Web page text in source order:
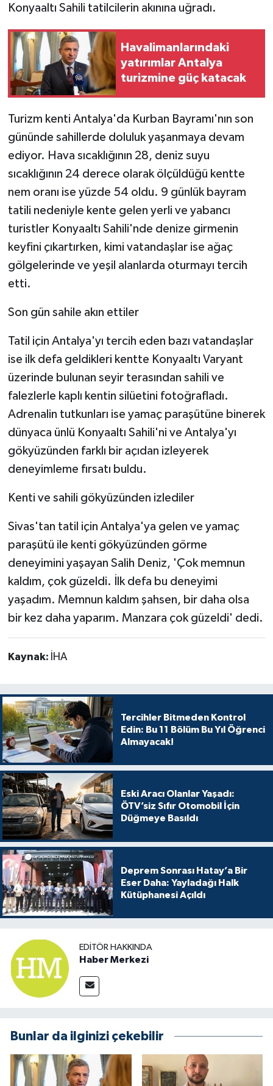
Konyaaltı Sahili tatilcilerin akınına uğradı.
Havalimanlarındaki
yatırımlar Antalya
turizmine güç katacak
Turizm kenti Antalya'da Kurban Bayramı'nın son
gününde sahillerde doluluk yaşanmaya devam
ediyor. Hava sıcaklığının 28, deniz suyu
sıcaklığının 24 derece olarak ölçüldüğü kentte
nem oranı ise yüzde 54 oldu. 9 günlük bayram
tatili nedeniyle kente gelen yerli ve yabancı
turistler Konyaaltı Sahili'nde denize girmenin
keyfini çıkartırken, kimi vatandaşlar ise ağaç
gölgelerinde ve yeşil alanlarda oturmayı tercih
etti.
Son gün sahile akın ettiler
Tatil için Antalya'yı tercih eden bazı vatandaşlar
ise ilk defa geldikleri kentte Konyaaltı Varyant
üzerinde bulunan seyir terasından sahili ve
falezlerle kaplı kentin silüetini fotoğrafladı.
Adrenalin tutkunları ise yamaç paraşütüne binerek
dünyaca ünlü Konyaaltı Sahili'ni ve Antalya'yı
gökyüzünden farklı bir açıdan izleyerek
deneyimleme fırsatı buldu.
Kenti ve sahili gökyüzünden izlediler
Sivas'tan tatil için Antalya'ya gelen ve yamaç
paraşütü ile kenti gökyüzünden görme
deneyimini yaşayan Salih Deniz, 'Çok memnun
kaldım, çok güzeldi. İlk defa bu deneyimi
yaşadım. Memnun kaldım şahsen, bir daha olsa
bir kez daha yaparım. Manzara çok güzeldi' dedi.
Kaynak: İHA
Tercihler Bitmeden Kontrol
Edin: Bu 11 Bölüm Bu Yıl Öğrenci
Almayacak!
Eski Aracı Olanlar Yaşadı:
ÖTV’siz Sıfır Otomobil İçin
Düğmeye Basıldı
Deprem Sonrası Hatay’a Bir
Eser Daha: Yayladağı Halk
Kütüphanesi Açıldı
EDITÖR HAKKINDA
Haber Merkezi
Bunlar da ilginizi çekebilir